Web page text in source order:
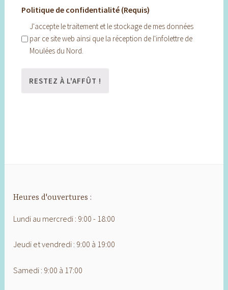
Politique de confidentialité (Requis)
J'accepte le traitement et le stockage de mes données
par ce site web ainsi que la réception de l'infolettre de
Moulées du Nord.
Heures d'ouvertures :
Lundi au mercredi : 9:00 - 18:00
Jeudi et vendredi : 9:00 à 19:00
Samedi : 9:00 à 17:00